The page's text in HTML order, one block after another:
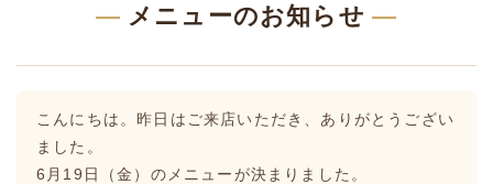
— メニューのお知らせ —
こんにちは。昨日はご来店いただき、ありがとうござい
ました。
6月19日（金）のメニューが決まりました。